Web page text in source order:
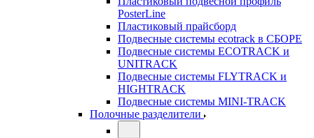
PosterLine
Пластиковый прайсборд
Подвесные системы ecotrack в СБОРЕ
Подвесные системы ECOTRACK и
UNITRACK
Подвесные системы FLYTRACK и
HIGHTRACK
Подвесные системы MINI-TRACK
Полочные разделители